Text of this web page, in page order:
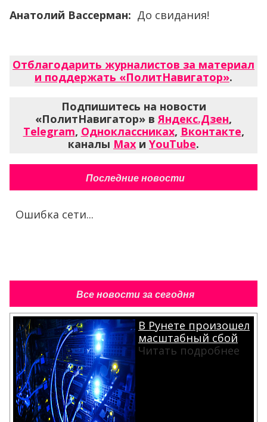
Анатолий Вассерман: До свидания!
Отблагодарить журналистов за материал
и поддержать «ПолитНавигатор».
Подпишитесь на новости
«ПолитНавигатор» вЯндекс.Дзен,
Telegram, Одноклассниках, Вконтакте,
каналы Max и YouTube.
Последние новости
Ошибка сети...
Все новости за сегодня
В Рунете произошел
масштабный сбой
Читать подробнее